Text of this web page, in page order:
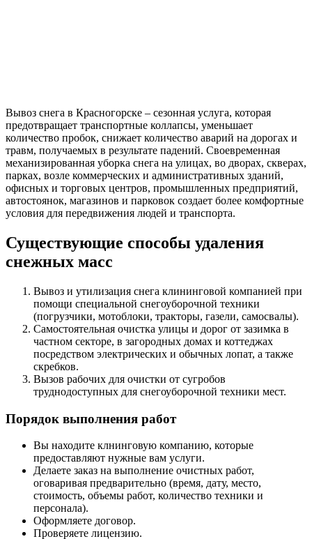
Вывоз снега в Красногорске – сезонная услуга, которая
предотвращает транспортные коллапсы, уменьшает
количество пробок, снижает количество аварий на дорогах и
травм, получаемых в результате падений. Своевременная
механизированная уборка снега на улицах, во дворах, скверах,
парках, возле коммерческих и административных зданий,
офисных и торговых центров, промышленных предприятий,
автостоянок, магазинов и парковок создает более комфортные
условия для передвижения людей и транспорта.
Существующие способы удаления
снежных масс
Вывоз и утилизация снега клининговой компанией при
помощи специальной снегоуборочной техники
(погрузчики, мотоблоки, тракторы, газели, самосвалы).
Самостоятельная очистка улицы и дорог от зазимка в
частном секторе, в загородных домах и коттеджах
посредством электрических и обычных лопат, а также
скребков.
Вызов рабочих для очистки от сугробов
труднодоступных для снегоуборочной техники мест.
Порядок выполнения работ
Вы находите клнинговую компанию, которые
предоставляют нужные вам услуги.
Делаете заказ на выполнение очистных работ,
оговаривая предварительно (время, дату, место,
стоимость, объемы работ, количество техники и
персонала).
Оформляете договор.
Проверяете лицензию.